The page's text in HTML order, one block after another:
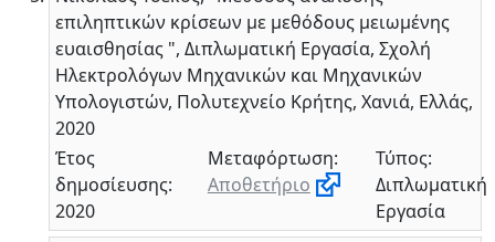
επιληπτικών κρίσεων με μεθόδους μειωμένης
ευαισθησίας ", Διπλωματική Εργασία, Σχολή
Ηλεκτρολόγων Μηχανικών και Μηχανικών
Υπολογιστών, Πολυτεχνείο Κρήτης, Χανιά, Ελλάς,
2020
Έτος
δημοσίευσης:
2020
Μεταφόρτωση:
Αποθετήριο
Τύπος:
Διπλωματική
Εργασία